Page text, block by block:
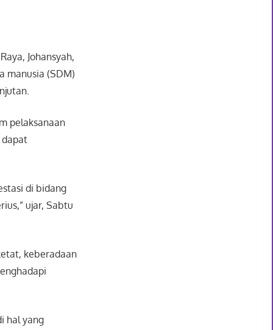
Johansyah,
manusia (SDM)
pelaksanaan
dapat
di bidang
ujar, Sabtu
keberadaan
hal yang